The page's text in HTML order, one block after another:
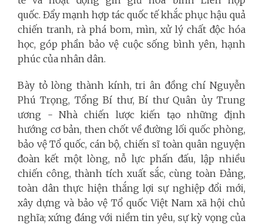
quốc. Đẩy mạnh hợp tác quốc tế khắc phục hậu quả
chiến tranh, rà phá bom, mìn, xử lý chất độc hóa
học, góp phần bảo vệ cuộc sống bình yên, hạnh
phúc của nhân dân.
Bày tỏ lòng thành kính, tri ân đồng chí Nguyễn
Phú Trọng, Tổng Bí thư, Bí thư Quân ủy Trung
ương - Nhà chiến lược kiến tạo những định
hướng cơ bản, then chốt về đường lối quốc phòng,
bảo vệ Tổ quốc, cán bộ, chiến sĩ toàn quân nguyện
đoàn kết một lòng, nỗ lực phấn đấu, lập nhiều
chiến công, thành tích xuất sắc, cùng toàn Đảng,
toàn dân thực hiện thắng lợi sự nghiệp đổi mới,
xây dựng và bảo vệ Tổ quốc Việt Nam xã hội chủ
nghĩa; xứng đáng với niềm tin yêu, sự kỳ vọng của